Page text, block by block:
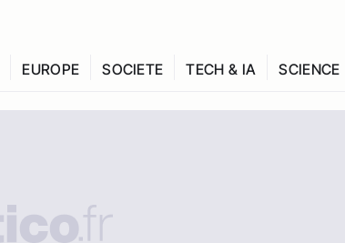
EUROPE SOCIETE TECH & IA SCIENCE